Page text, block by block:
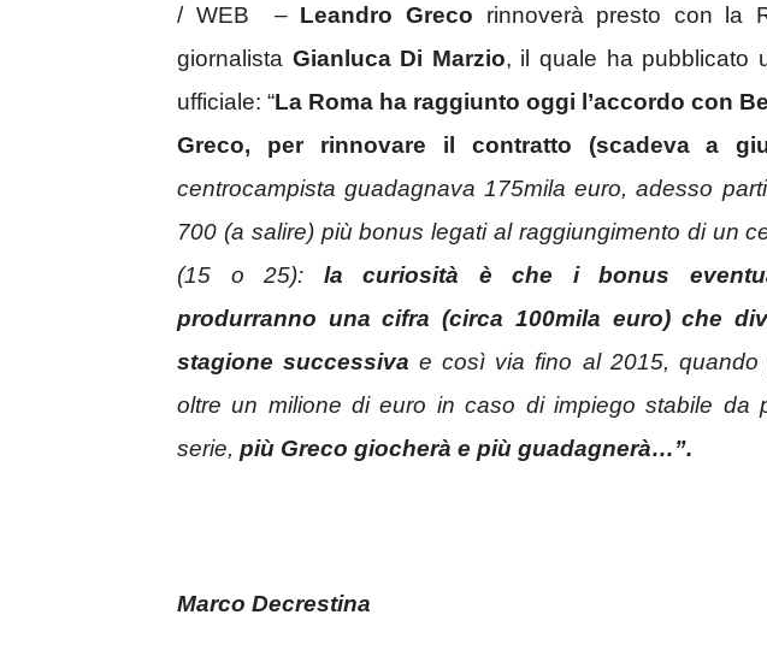
/ WEB – Leandro Greco rinnoverà presto con la
giornalista Gianluca Di Marzio, il quale ha pubblicato
ufficiale: “La Roma ha raggiunto oggi l’accordo con
Greco, per rinnovare il contratto (scadeva a
centrocampista guadagnava 175mila euro, adesso
700 (a salire) più bonus legati al raggiungimento di un
(15 o 25): la curiosità è che i bonus
produrranno una cifra (circa 100mila euro) che
stagione successiva e così via fino al 2015, quando
oltre un milione di euro in caso di impiego stabile da
serie, più Greco giocherà e più guadagnerà…”.
Marco Decrestina